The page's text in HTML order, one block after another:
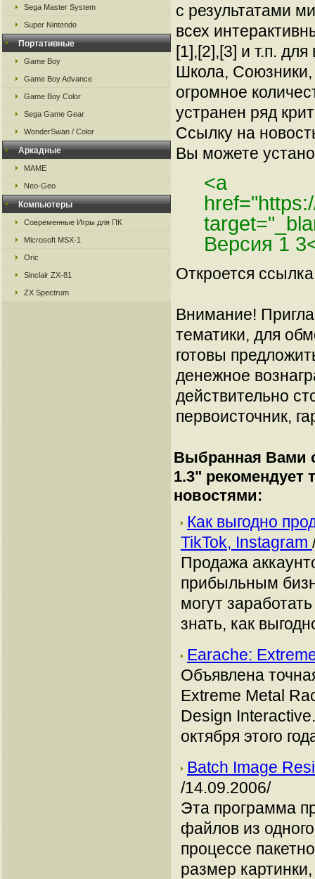
Sega Master System
Super Nintendo
Портативные
Game Boy
Game Boy Advance
Game Boy Color
Sega Game Gear
WonderSwan / Color
Аркадные
MAME
Neo-Geo
Компьютеры
Современные Игры для ПК
Microsoft MSX-1
Oric
Sinclair ZX-81
ZX Spectrum
с результатами
всех
[1],[2],[3] и т.п.
Школа,
огромное
устранен ряд
Ссылку на
Вы можете
<a
Версия 1
Откроется
Внимание!
тематики, для
готовы
денежное
действительно
первоисточник,
Выбранная Вами
1.3" рекомендует
новостями:
Как выгодно
TikTok, Instagram
Продажа
прибыльным
могут
знать, как
Earache:
Объявлена
Extreme Metal
Design
октября этого
Batch Image
/14.09.2006/
Эта программа
файлов из
процессе
размер